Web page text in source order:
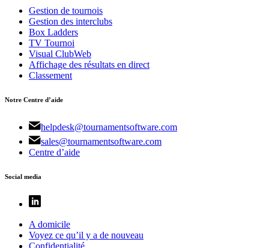
Gestion de tournois
Gestion des interclubs
Box Ladders
TV Tournoi
Visual ClubWeb
Affichage des résultats en direct
Classement
Notre Centre d’aide
helpdesk@tournamentsoftware.com
sales@tournamentsoftware.com
Centre d’aide
Social media
A domicile
Voyez ce qu’il y a de nouveau